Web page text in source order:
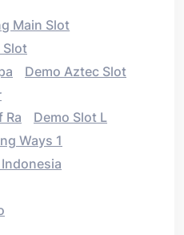
Main Slot
Slot
Demo Aztec Slot
Ra
Demo Slot L
Ways 1